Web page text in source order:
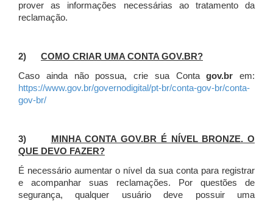
prover as informações necessárias ao tratamento da
reclamação.
2) COMO CRIAR UMA CONTA GOV.BR?
Caso ainda não possua, crie sua Contagov.br em:
https://www.gov.br/governodigital/pt-br/conta-gov-br/conta-
gov-br/
3)
MINHA CONTA GOV.BR É NÍVEL BRONZE. O
QUE DEVO FAZER?
É necessário aumentar o nível da sua conta para registrar
e acompanhar suas reclamações. Por questões de
segurança, qualquer usuário deve possuir uma